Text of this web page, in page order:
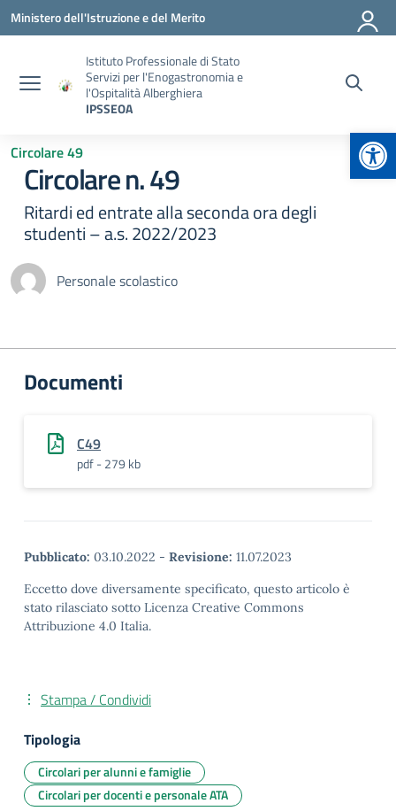
Vai ai contenuti
Vai al menu di navigazione
Vai al footer
Ministero dell'Istruzione e del Merito
Istituto Professionale di Stato
Servizi per l'Enogastronomia e
l'Ospitalità Alberghiera
IPSSEOA
Circolare 49
Circolare n. 49
Ritardi ed entrate alla seconda ora degli
studenti – a.s. 2022/2023
Personale scolastico
Documenti
C49
pdf - 279 kb
Pubblicato: 03.10.2022 - Revisione: 11.07.2023
Eccetto dove diversamente specificato, questo articolo è
stato rilasciato sotto Licenza Creative Commons
Attribuzione 4.0 Italia.
Stampa / Condividi
Tipologia
Circolari per alunni e famiglie
Circolari per docenti e personale ATA